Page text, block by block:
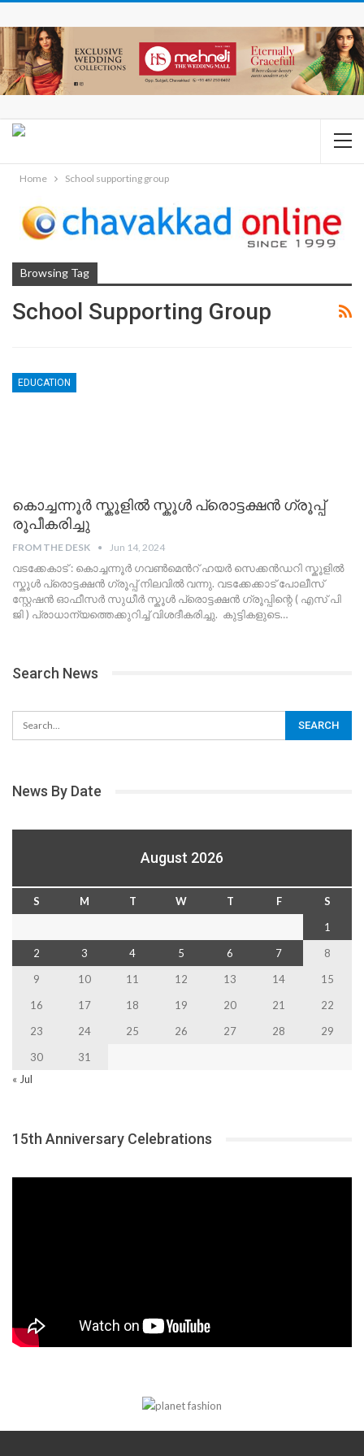
Home School supporting group
Browsing Tag
School Supporting Group
EDUCATION
കൊച്ചന്നൂർ സ്കൂളിൽ സ്കൂൾ പ്രൊട്ടക്ഷൻ ഗ്രൂപ്പ്
രൂപീകരിച്ചു
FROM THE DESK Jun 14, 2024
വടക്കേകാട് : കൊച്ചന്നൂർ ഗവൺമെൻറ് ഹയർ സെക്കൻഡറി സ്കൂളിൽ
സ്കൂൾ പ്രൊട്ടക്ഷൻ ഗ്രൂപ്പ് നിലവിൽ വന്നു. വടക്കേക്കാട് പോലീസ്
സ്റ്റേഷൻ ഓഫീസർ സുധീർ സ്കൂൾ പ്രൊട്ടക്ഷൻ ഗ്രൂപ്പിന്റെ ( എസ് പി
ജി ) പ്രാധാന്യത്തെക്കുറിച്ച് വിശദീകരിച്ചു. കുട്ടികളുടെ…
Search News
News By Date
August 2026
S M T W T F
S
1
2
3 4 5 6 7
8
9
10 11 12 13 14
15
16
17 18 19 20 21
22
23
24 25 26 27 28
29
30
31
« Jul
15th Anniversary Celebrations